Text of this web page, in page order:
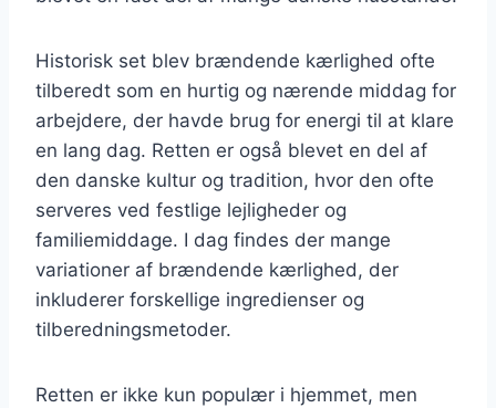
Historisk set blev brændende kærlighed ofte
tilberedt som en hurtig og nærende middag for
arbejdere, der havde brug for energi til at klare
en lang dag. Retten er også blevet en del af
den danske kultur og tradition, hvor den ofte
serveres ved festlige lejligheder og
familiemiddage. I dag findes der mange
variationer af brændende kærlighed, der
inkluderer forskellige ingredienser og
tilberedningsmetoder.
Retten er ikke kun populær i hjemmet, men